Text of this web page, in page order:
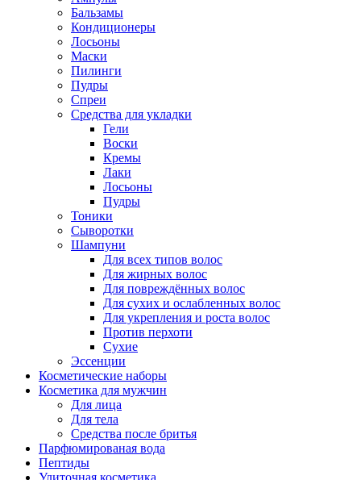
Бальзамы
Кондиционеры
Лосьоны
Маски
Пилинги
Пудры
Спреи
Средства для укладки
Гели
Воски
Кремы
Лаки
Лосьоны
Пудры
Тоники
Сыворотки
Шампуни
Для всех типов волос
Для жирных волос
Для повреждённых волос
Для сухих и ослабленных волос
Для укрепления и роста волос
Против перхоти
Сухие
Эссенции
Косметические наборы
Косметика для мужчин
Для лица
Для тела
Средства после бритья
Парфюмированая вода
Пептиды